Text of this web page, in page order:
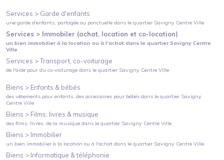
Services > Garde d'enfants
une garde d'enfants, partagée ou ponctuelle dans le quartier Savigny Centre Ville
Services > Immobiler (achat, location et co-location)
un bien immobilier à la location ou à l'achat dans le quartier Savigny Centre
Ville
Services >Transport, co-voiturage
de l'aide pour du co-voiturage dans le quartier Savigny Centre Ville
Biens > Enfants & bébés
des vêtements pour enfants, des accessoires pour bébés dans le quartier Savigny
Centre Ville
Biens > Films, livres & musique
des films, livres, de la musique dans le quartier Savigny Centre Ville
Biens > Immobilier
un bien immobilier à la location ou à l'achat dans le quartier Savigny Centre Ville
Biens > Informatique & téléphonie